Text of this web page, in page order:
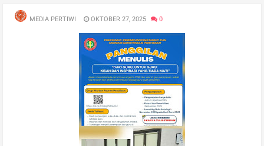
MEDIA PERTIWI OKTOBER 27, 2025 0